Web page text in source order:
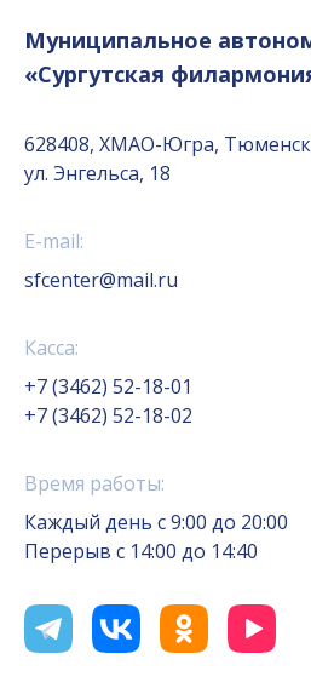
Муниципальное
«Сургутская
628408, ХМАО-Югра,
ул. Энгельса, 18
E-mail:
sfcenter@mail.ru
Касса:
+7 (3462) 52-18-01
+7 (3462) 52-18-02
Время работы:
Каждый день с 9:00 до 20:00
Перерыв с 14:00 до 14:40